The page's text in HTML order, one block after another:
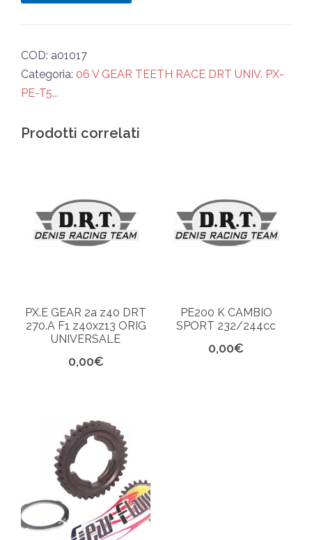
z36x17
UNIVERSALE
quantità
COD: a01017
Categoria: 06 V GEAR TEETH RACE DRT UNIV. PX-
PE-T5...
Prodotti correlati
PX.E GEAR 2a z40 DRT
270.A F1 z40xz13 ORIG
UNIVERSALE
0,00€
PE200 K CAMBIO
SPORT 232/244cc
0,00€